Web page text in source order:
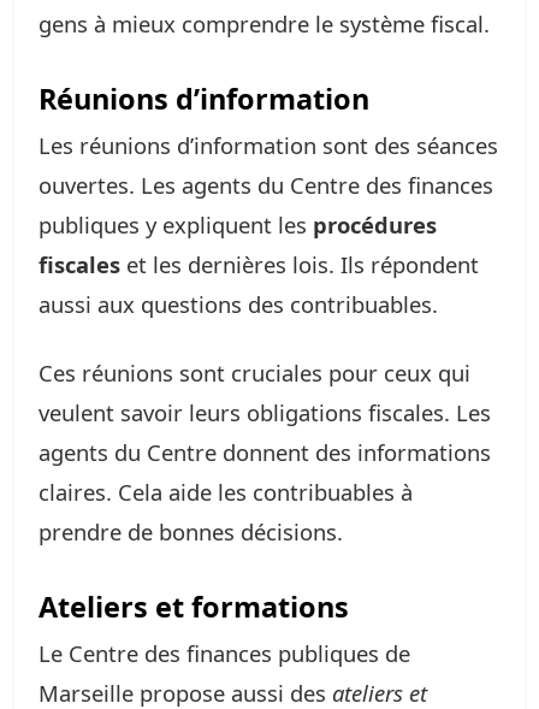
gens à mieux comprendre le système fiscal.
Réunions d’information
Les réunions d’information sont des séances
ouvertes. Les agents du Centre des finances
publiques y expliquent les procédures
fiscales et les dernières lois. Ils répondent
aussi aux questions des contribuables.
Ces réunions sont cruciales pour ceux qui
veulent savoir leurs obligations fiscales. Les
agents du Centre donnent des informations
claires. Cela aide les contribuables à
prendre de bonnes décisions.
Ateliers et formations
Le Centre des finances publiques de
Marseille propose aussi des ateliers et